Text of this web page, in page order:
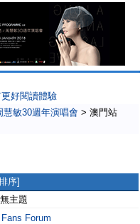
好閱讀體驗
敏30週年演唱會 > 澳門站
序]
主題
Forum